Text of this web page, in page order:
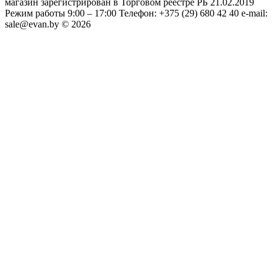
магазин зарегистрирован в Торговом реестре РБ 21.02.2019
Режим работы 9:00 – 17:00 Телефон: +375 (29) 680 42 40 e-mail:
sale@evan.by © 2026